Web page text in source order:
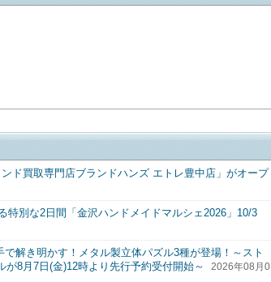
ド買取専門店ブランドハンズ エトレ豊中店」がオープ
特別な2日間「金沢ハンドメイドマルシェ2026」10/3
解き明かす！メタル製立体パズル3種が登場！～スト
8月7日(金)12時より先行予約受付開始～
2026年08月0